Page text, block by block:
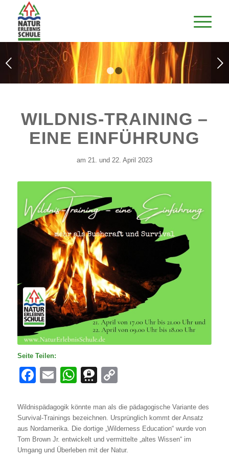
Weiter
1 2
WILDNIS-TRAINING –
EINE EINFÜHRUNG
am 21. und 22. April 2023
Seite Teilen:
Facebook
Email
WhatsApp
Threema
Copy
Wildnispädagogik könnte man als die pädagogische Variante des
Survival-Trainings bezeichnen. Ursprünglich kommt der Ansatz
aus Nordamerika. Die dortige „Wilderness Education“ wurde von
Tom Brown Jr. entwickelt und vermittelte „altes Wissen“ im
Umgang und Überleben mit der Natur.